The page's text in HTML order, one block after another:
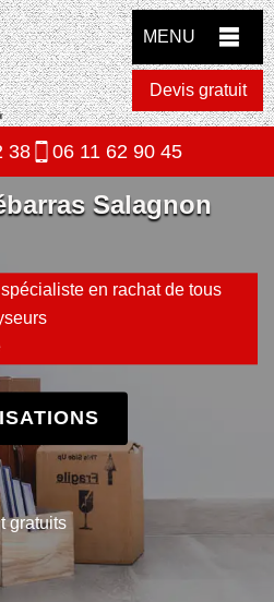
MENU
Devis gratuit
38 06 11 62 90 45
Salagnon
en rachat de tous
gratuits